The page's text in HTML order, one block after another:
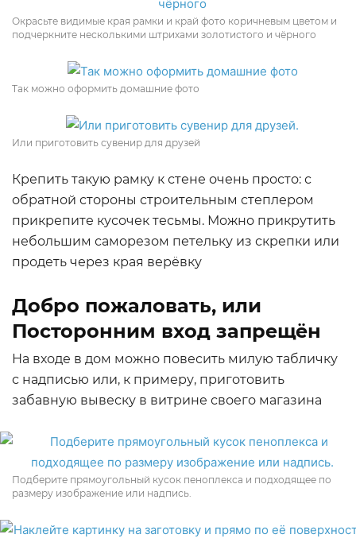
Окрасьте видимые края рамки и край фото коричневым цветом и
подчеркните несколькими штрихами золотистого и чёрного
Так можно оформить домашние фото
Или приготовить сувенир для друзей
Крепить такую рамку к стене очень просто: с
обратной стороны строительным степлером
прикрепите кусочек тесьмы. Можно прикрутить
небольшим саморезом петельку из скрепки или
продеть через края верёвку
Добро пожаловать, или
Посторонним вход запрещён
На входе в дом можно повесить милую табличку
с надписью или, к примеру, приготовить
забавную вывеску в витрине своего магазина
Подберите прямоугольный кусок пеноплекса и подходящее по
размеру изображение или надпись.